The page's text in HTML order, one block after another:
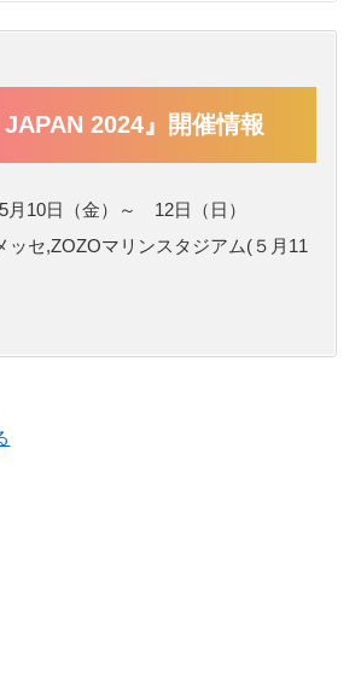
JAPAN 2024』開催情報
月10日（金）～ 12日（日）
ッセ,ZOZOマリンスタジアム(５月11